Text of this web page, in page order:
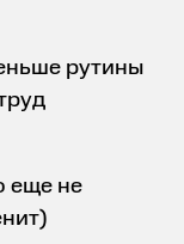
рутины
еще не